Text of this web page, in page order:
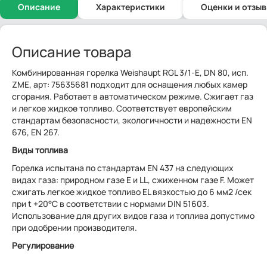
Описание Характеристики Оценки и
Описание товара
Комбинированная горелка Weishaupt RGL 3/1-E, DN 80, исп.
ZME, арт: 75635681 подходит для оснащения любых камер
сгорания. Работает в автоматическом режиме. Сжигает газ
и легкое жидкое топливо. Соответствует европейским
стандартам безопасности, экологичности и надежности EN
676, EN 267.
Виды топлива
Горелка испытана по стандартам EN 437 на следующих
видах газа: природном газе Е и LL, сжиженном газе F. Может
сжигать легкое жидкое топливо EL вязкостью до 6 мм2 /сек
при t +20°С в соответствии с нормами DIN 51603.
Использование для других видов газа и топлива допустимо
при одобрении производителя.
Регулирование